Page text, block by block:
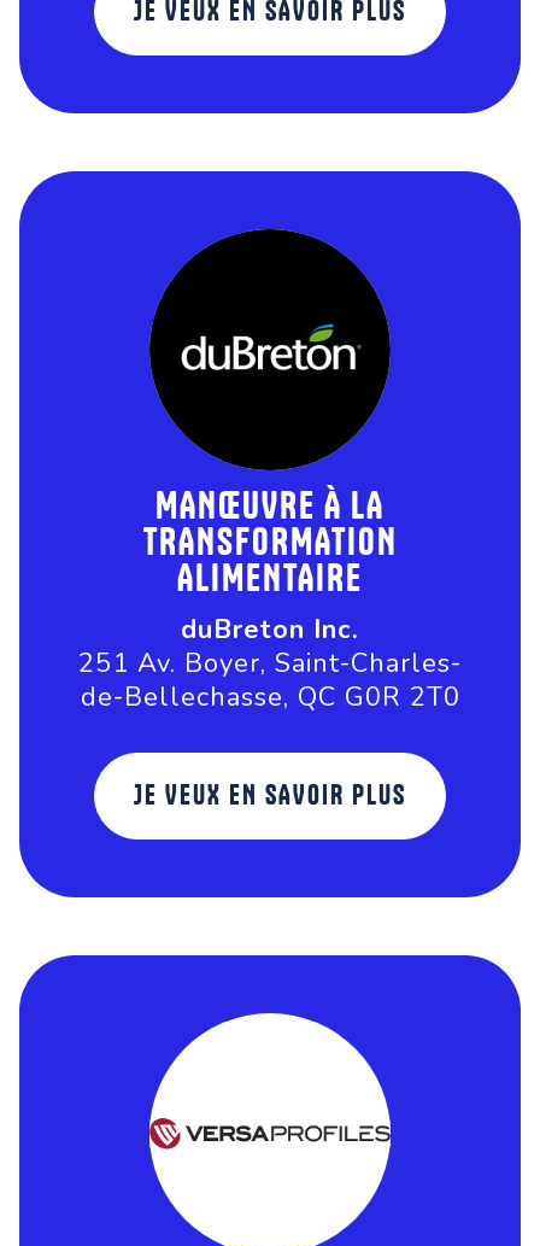
JE VEUX EN SAVOIR PLUS
MANŒUVRE À LA
TRANSFORMATION
ALIMENTAIRE
duBreton Inc.
251 Av. Boyer, Saint-Charles-
de-Bellechasse, QC G0R 2T0
JE VEUX EN SAVOIR PLUS